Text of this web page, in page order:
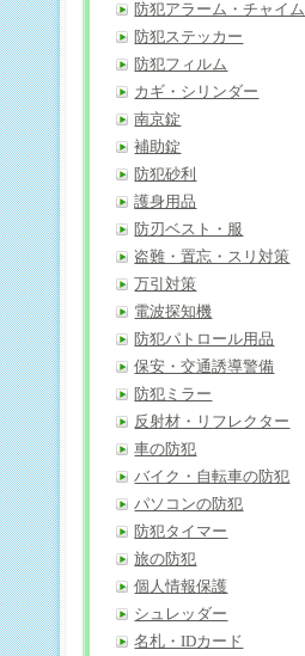
防犯アラーム・チャイム
防犯ステッカー
防犯フィルム
カギ・シリンダー
南京錠
補助錠
防犯砂利
護身用品
防刃ベスト・服
盗難・置忘・スリ対策
万引対策
電波探知機
防犯パトロール用品
保安・交通誘導警備
防犯ミラー
反射材・リフレクター
車の防犯
バイク・自転車の防犯
パソコンの防犯
防犯タイマー
旅の防犯
個人情報保護
シュレッダー
名札・IDカード